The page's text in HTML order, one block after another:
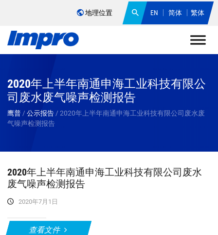
地理位置 EN 简体 繁体
2020年上半年南通申海工业科技有限公
司废水废气噪声检测报告
鹰普 / 公示报告 / 2020年上半年南通申海工业科技有限公司废水废
气噪声检测报告
2020年上半年南通申海工业科技有限公司废水
废气噪声检测报告
2020年7月1日
查看文件